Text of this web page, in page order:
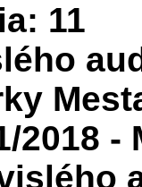
11
2018 -